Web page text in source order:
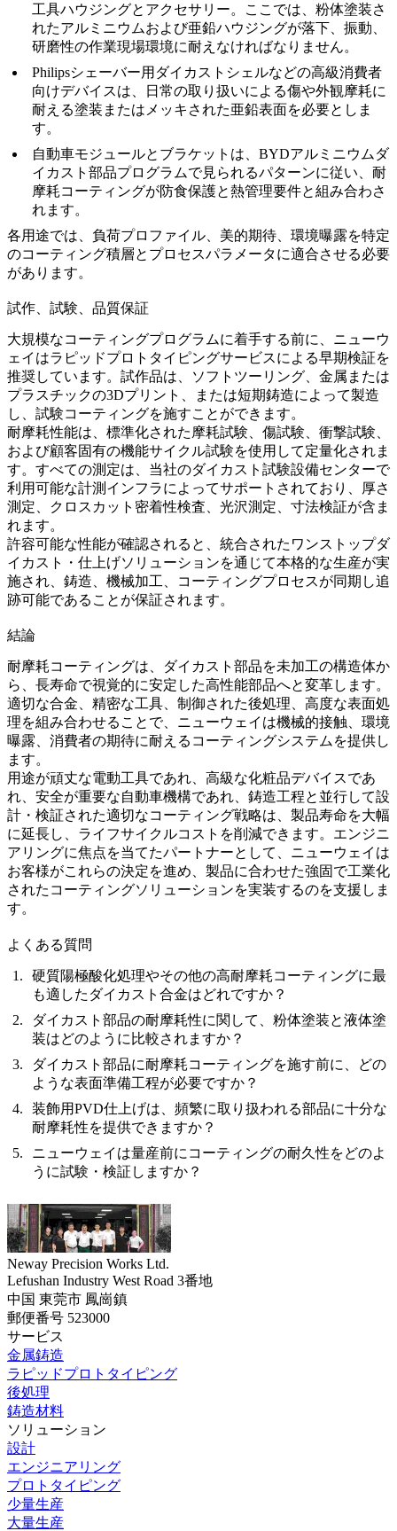
工具ハウジングとアクセサリー。ここでは、粉体塗装さ
れたアルミニウムおよび亜鉛ハウジングが落下、振動、
研磨性の作業現場環境に耐えなければなりません。
Philipsシェーバー用ダイカストシェルなどの高級消費者
向けデバイスは、日常の取り扱いによる傷や外観摩耗に
耐える塗装またはメッキされた亜鉛表面を必要としま
す。
自動車モジュールとブラケットは、 BYDアルミニウムダ
イカスト部品プログラムで見られるパターンに従い、耐
摩耗コーティングが防食保護と熱管理要件と組み合わさ
れます。
各用途では、負荷プロファイル、美的期待、環境曝露を特定
のコーティング積層とプロセスパラメータに適合させる必要
があります。
試作、試験、品質保証
大規模なコーティングプログラムに着手する前に、ニューウ
ェイはラピッドプロトタイピングサービスによる早期検証を
推奨しています。試作品は、ソフトツーリング、 金属または
プラスチックの3Dプリント
、または短期鋳造によって製造
し、試験コーティングを施すことができます。
耐摩耗性能は、標準化された摩耗試験、傷試験、衝撃試験、
および顧客固有の機能サイクル試験を使用して定量化されま
す。すべての測定は、当社のダイカスト試験設備センターで
利用可能な計測インフラによってサポートされており、厚さ
測定、クロスカット密着性検査、光沢測定、寸法検証が含ま
れます。
許容可能な性能が確認されると、統合された ワンストップダ
イカスト・仕上げソリューションを通じて本格的な生産が実
施され、鋳造、機械加工、コーティングプロセスが同期し追
跡可能であることが保証されます。
結論
耐摩耗コーティングは、ダイカスト部品を未加工の構造体か
ら、長寿命で視覚的に安定した高性能部品へと変革します。
適切な合金、精密な工具、制御された後処理、高度な表面処
理を組み合わせることで、ニューウェイは機械的接触、環境
曝露、消費者の期待に耐えるコーティングシステムを提供し
ます。
用途が頑丈な電動工具であれ、高級な化粧品デバイスであ
れ、安全が重要な自動車機構であれ、鋳造工程と並行して設
計・検証された適切なコーティング戦略は、製品寿命を大幅
に延長し、ライフサイクルコストを削減できます。エンジニ
アリングに焦点を当てたパートナーとして、ニューウェイは
お客様がこれらの決定を進め、製品に合わせた強固で工業化
されたコーティングソリューションを実装するのを支援しま
す。
よくある質問
硬質陽極酸化処理やその他の高耐摩耗コーティングに最
も適したダイカスト合金はどれですか？
ダイカスト部品の耐摩耗性に関して、粉体塗装と液体塗
装はどのように比較されますか？
ダイカスト部品に耐摩耗コーティングを施す前に、どの
ような表面準備工程が必要ですか？
装飾用PVD仕上げは、頻繁に取り扱われる部品に十分な
耐摩耗性を提供できますか？
ニューウェイは量産前にコーティングの耐久性をどのよ
うに試験・検証しますか？
Neway Precision Works Ltd.
Lefushan Industry West Road 3番地
中国 東莞市 鳳崗鎮
郵便番号 523000
サービス
金属鋳造
ラピッドプロトタイピング
後処理
鋳造材料
ソリューション
設計
エンジニアリング
プロトタイピング
少量生産
大量生産